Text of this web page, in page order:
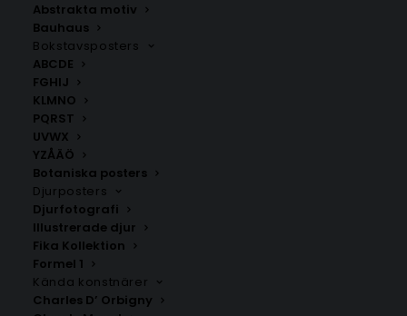
Abstrakta motiv
Bauhaus
Bokstavsposters
ABCDE
FGHIJ
KLMNO
PQRST
UVWX
YZÅÄÖ
Botaniska posters
Djurposters
Djurfotografi
Illustrerade djur
Fika Kollektion
Formel 1
Kända konstnärer
Charles D’ Orbigny